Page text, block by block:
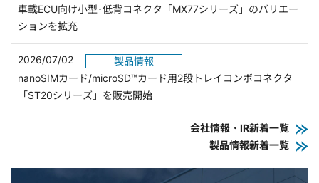
車載ECU向け小型･低背コネクタ「MX77シリーズ」のバリエー
ションを拡充
2026/07/02
製品情報
nanoSIMカード/microSD™カード用2段トレイコンボコネクタ
「ST20シリーズ」を販売開始
会社情報・IR新着一覧
製品情報新着一覧